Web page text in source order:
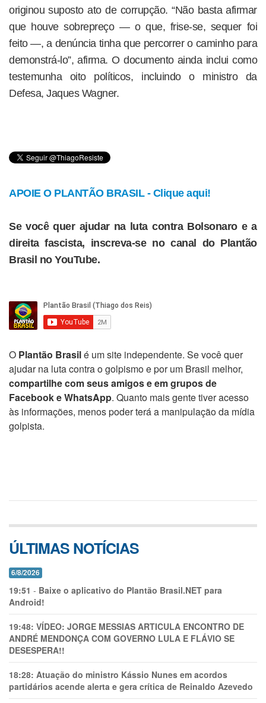
originou suposto ato de corrupção. “Não basta afirmar
que houve sobrepreço — o que, frise-se, sequer foi
feito —, a denúncia tinha que percorrer o caminho para
demonstrá-lo”, afirma. O documento ainda inclui como
testemunha oito políticos, incluindo o ministro da
Defesa, Jaques Wagner.
APOIE O PLANTÃO BRASIL - Clique aqui!
Se você quer ajudar na luta contra Bolsonaro e a
direita fascista, inscreva-se no canal do Plantão
Brasil no YouTube.
O Plantão Brasilé um site independente. Se você quer
ajudar na luta contra o golpismo e por um Brasil melhor,
compartilhe com seus amigos e em grupos de
Facebook e WhatsApp. Quanto mais gente tiver acesso
às informações, menos poder terá a manipulação da mídia
golpista.
ÚLTIMAS NOTÍCIAS
6/8/2026
19:51 - Baixe o aplicativo do Plantão Brasil.NET para
Android!
19:48: VÍDEO: JORGE MESSIAS ARTICULA ENCONTRO DE
ANDRÉ MENDONÇA COM GOVERNO LULA E FLÁVIO SE
DESESPERA!!
18:28: Atuação do ministro Kássio Nunes em acordos
partidários acende alerta e gera crítica de Reinaldo Azevedo